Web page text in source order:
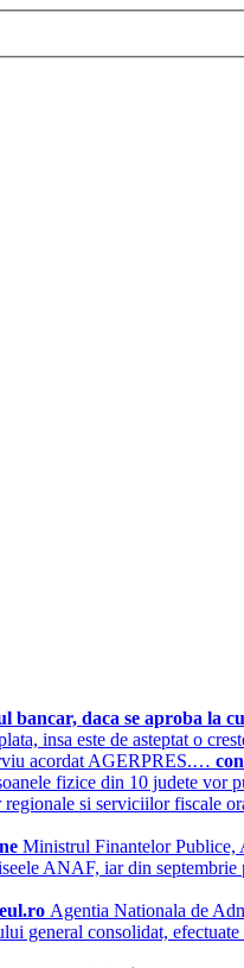
daca se aproba la
insa este de asteptat o
acordat AGERPRES.…
fizice din 10 judete vor
si serviciilor fiscale
Ministrul Finantelor Publice,
ANAF, iar din septembrie
Agentia Nationala de
general consolidat,